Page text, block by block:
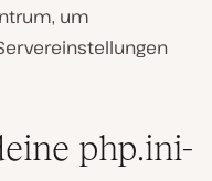
um
php.ini-